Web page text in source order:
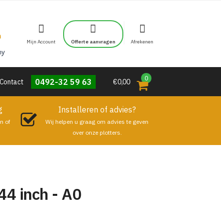
Mijn Account Offerte aanvragen Afrekenen
Contact 0492-32 59 63 €0,00 0
of
Installeren of advies?
Wij helpen u graag om advies te geven
over onze plotters.
inch - A0